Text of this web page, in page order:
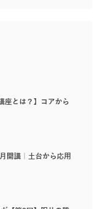
座とは？】コアから
開講｜土台から応用